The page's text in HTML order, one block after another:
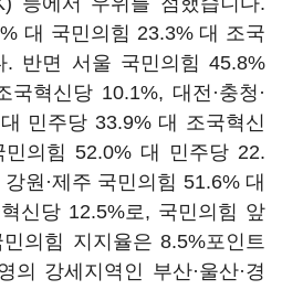
대 국민의힘 23.3% 대 조국
. 반면 서울 국민의힘 45.8%
혁신당 10.1%, 대전·충청·
민주당 33.9% 대 조국혁신
민의힘 52.0% 대 민주당 22.
원·제주 국민의힘 51.6% 대
신당 12.5%로, 국민의힘 앞
의힘 지지율은 8.5%포인트
의 강세지역인 부산·울산·경